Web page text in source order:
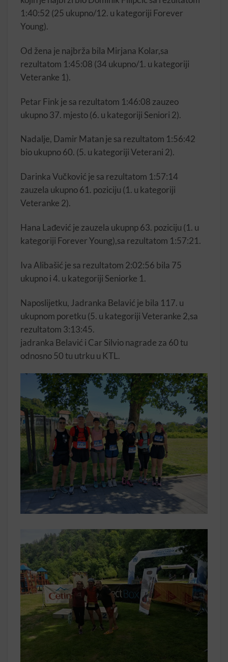
1:40:52 (25 ukupno/12. u kategoriji Forever
Young).
Od žena je najbrža bila Mirjana Kolar,sa
rezultatom 1:45:08 (34 ukupno/1. u kategoriji
Veteranke 1).
Petar Fink je sa rezultatom 1:46:08 zauzeo
ukupno 37. mjesto (6. u kategoriji Seniori 2).
Nadalje, Damir Matan je sa rezultatom 1:56:42
bio ukupno 60. (5. u kategoriji Veterani 2).
Darinka Vučković je sa rezultatom 1:57:14
zauzela ukupno 61. poziciju (1. u kategoriji
Veteranke 2).
Hana Lađević je zauzela ukupnp 63. poziciju (1. u
kategoriji Forever Young),sa rezultatom 1:57:21.
Iva Alibašić je sa rezultatom 2:02:56 bila 75
ukupno i 4. u kategoriji Seniorke 1.
Naposlijetku, Jadranka Belavić je bila 117. u
ukupnom poretku (5. u kategoriji Veteranke 2,sa
rezultatom 3:13:45.
jadranka Belavić i Car Silvio nagrade za 60 tu
odnosno 50 tu utrku u KTL.